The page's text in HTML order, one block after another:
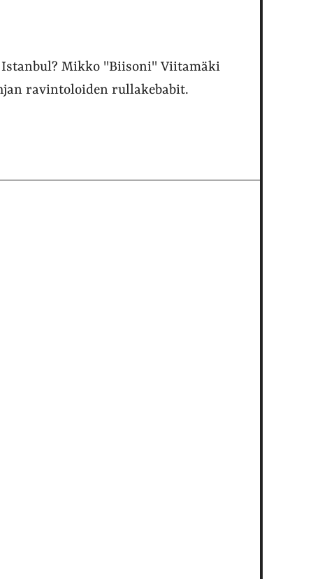
Istanbul? Mikko "Biisoni" Viitamäki
ravintoloiden rullakebabit.